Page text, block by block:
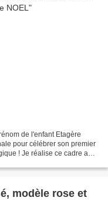
de l'enfant Etagère
pour célébrer son premier
! Je réalise ce cadre au
modèle rose et